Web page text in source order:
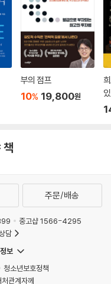
부의 점프
10% 19,800원
책
주문/배송
중고샵 1566-4295
담
보
청소년보호정책
관계자께